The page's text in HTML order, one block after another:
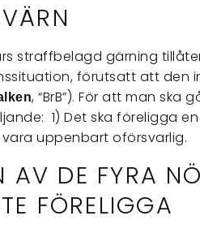
straffbelagd gärning
förutsatt att den
, “BrB”). För att man
1) Det ska föreligga
vara uppenbart oförsvarlig.
AV DE FYRA
FÖRELIGGA